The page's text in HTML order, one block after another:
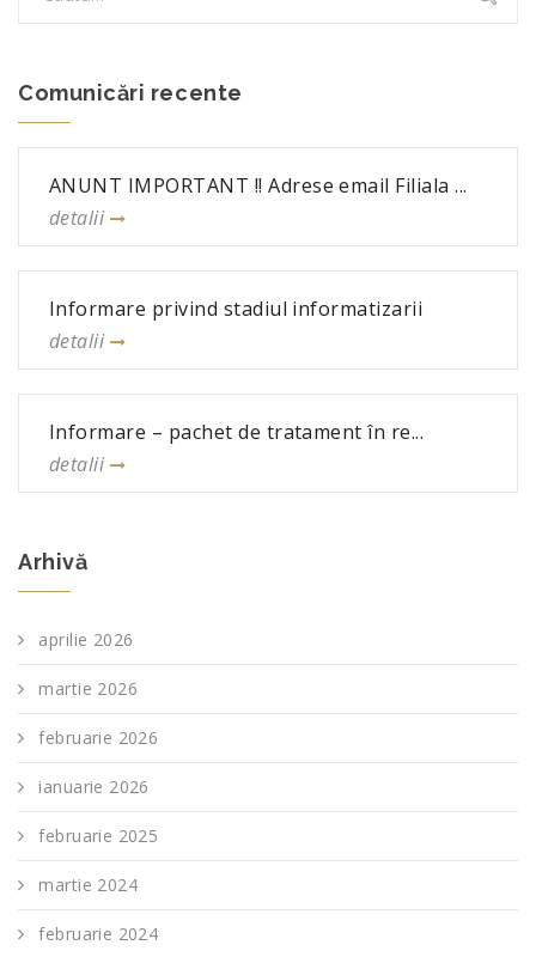
Comunicări recente
ANUNT IMPORTANT !! Adrese email Filiala ...
detalii
Informare privind stadiul informatizarii
detalii
Informare – pachet de tratament în re...
detalii
Arhivă
aprilie 2026
martie 2026
februarie 2026
ianuarie 2026
februarie 2025
martie 2024
februarie 2024